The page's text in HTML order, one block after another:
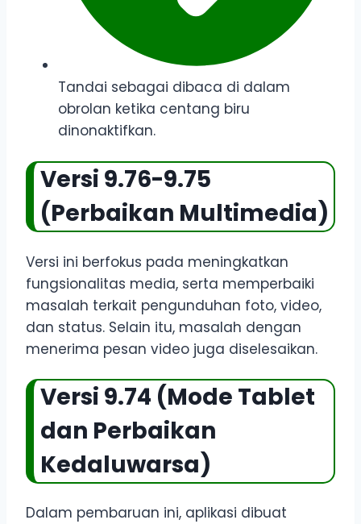
Tandai sebagai dibaca di dalam
obrolan ketika centang biru
dinonaktifkan.
Versi 9.76-9.75
(Perbaikan Multimedia)
Versi ini berfokus pada meningkatkan
fungsionalitas media, serta memperbaiki
masalah terkait pengunduhan foto, video,
dan status. Selain itu, masalah dengan
menerima pesan video juga diselesaikan.
Versi 9.74 (Mode Tablet
dan Perbaikan
Kedaluwarsa)
Dalam pembaruan ini, aplikasi dibuat